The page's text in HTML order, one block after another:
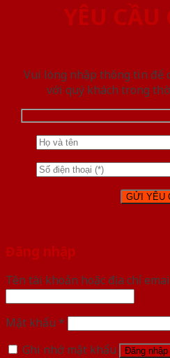
YÊU CẦU
Vui lòng nhập thông tin để
với quý khách trong
Đăng nhập
Tên tài khoản hoặc địa chỉ
Mật khẩu *
Ghi nhớ mật khẩu
Đăng nhập